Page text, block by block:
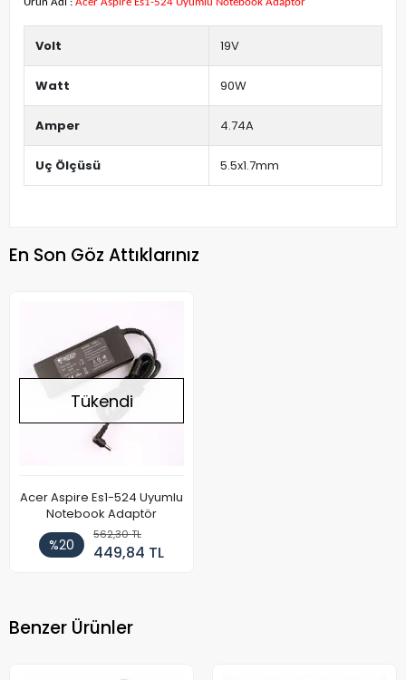
Ürün Adı : Acer Aspire Es1-524 Uyumlu Notebook Adaptör
Volt 19V
Watt 90W
Amper 4.74A
Uç Ölçüsü 5.5x1.7mm
En Son Göz Attıklarınız
Tükendi
Acer Aspire Es1-524 Uyumlu
Notebook Adaptör
%20
562,30 TL
449,84 TL
Benzer Ürünler